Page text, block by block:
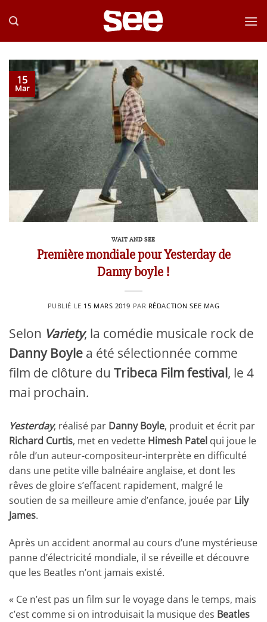
au
15
Mar
WAIT AND SEE
Première mondiale pour Yesterday de
Danny boyle !
PUBLIÉ LE 15 MARS 2019 PAR RÉDACTION SEE MAG
Selon Variety, la comédie musicale rock de
Danny Boyle a été sélectionnée comme
film de clôture du Tribeca Film festival, le 4
mai prochain.
Yesterday, réalisé par Danny Boyle, produit et écrit par
Richard Curtis, met en vedette Himesh Patel qui joue le
rôle d’un auteur-compositeur-interprète en difficulté
dans une petite ville balnéaire anglaise, et dont les
rêves de gloire s’effacent rapidement, malgré le
soutien de sa meilleure amie d’enfance, jouée par Lily
James.
Après un accident anormal au cours d’une mystérieuse
panne d’électricité mondiale, il se réveille et découvre
que les Beatles n’ont jamais existé.
« Ce n’est pas un film sur le voyage dans le temps, mais
c’est comme si on introduisait la musique des Beatles